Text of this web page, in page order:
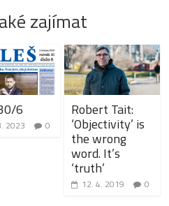
zajímat
6
2023 0
Robert Tait:
‘Objectivity’ is
the wrong
word. It’s
‘truth’
12. 4. 2019 0